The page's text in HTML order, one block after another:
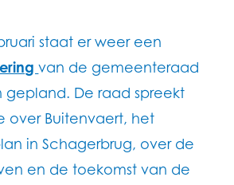
staat er weer een
van de gemeenteraad
gepland. De raad spreekt
over Buitenvaert, het
in Schagerbrug, over de
en de toekomst van de